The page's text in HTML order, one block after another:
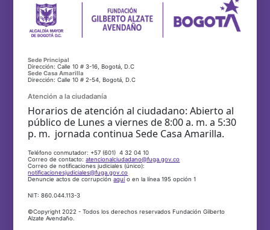
Sede Principal
Dirección: Calle 10 # 3-16, Bogotá, D.C
Sede Casa Amarilla
Dirección: Calle 10 # 2-54, Bogotá, D.C
Atención a la ciudadanía
Horarios de atención al ciudadano: Abierto al
público de Lunes a viernes de 8:00 a. m. a 5:30
p. m. jornada continua Sede Casa Amarilla.
Teléfono conmutador: +57 (601) 4 32 04 10
Correo de contacto:atencionalciudadano@fuga.gov.co
Correo de notificaciones judiciales (único):
notificacionesjudiciales@fuga.gov.co
Denuncie actos de corrupciónaquío en la línea 195 opción 1
NIT: 860.044.113-3
©Copyright 2022 - Todos los derechos reservados Fundación Gilberto
Alzate Avendaño.